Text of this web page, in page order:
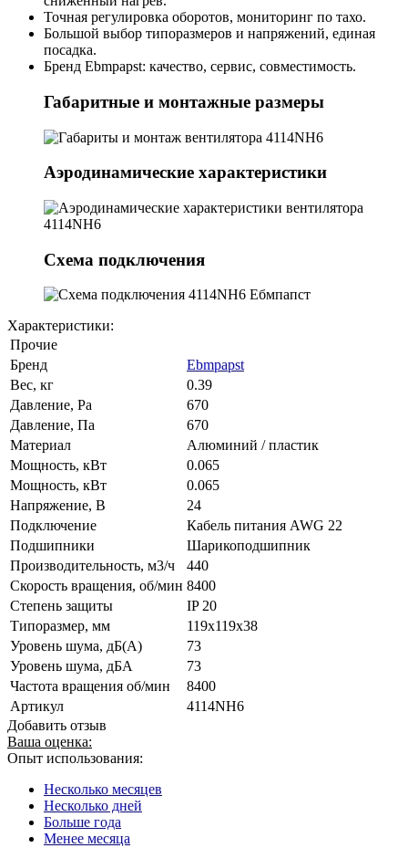
Точная регулировка оборотов, мониторинг по тахо.
Большой выбор типоразмеров и напряжений, единая
посадка.
Бренд Ebmpapst: качество, сервис, совместимость.
Габаритные и монтажные размеры
Аэродинамические характеристики
Схема подключения
Характеристики:
Прочие
Бренд
Ebmpapst
Вес, кг
0.39
Давление, Pa
670
Давление, Па
670
Материал
Алюминий / пластик
Мощность, кВт
0.065
Мощность, кВт
0.065
Напряжение, В
24
Подключение
Кабель питания AWG 22
Подшипники
Шарикоподшипник
Производительность, м3/ч
440
Скорость вращения, об/мин 8400
Степень защиты
IP 20
Типоразмер, мм
119x119x38
Уровень шума, дБ(А)
73
Уровень шума, дБА
73
Частота вращения об/мин
8400
Артикул
4114NH6
Добавить отзыв
Ваша оценка:
Опыт использования:
Несколько месяцев
Несколько дней
Больше года
Менее месяца